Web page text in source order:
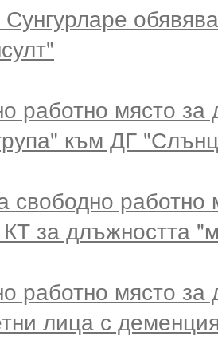
работно място
към ДГ
свободно работно
за длъжността
работно място
лица с